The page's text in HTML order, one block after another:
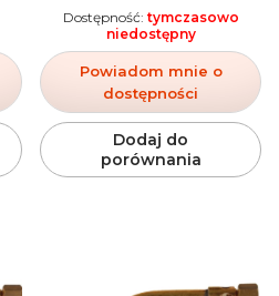
Powiadom mnie o
dostępności
Dostępność: tymczasowo
niedostępny
Dodaj do
porównania